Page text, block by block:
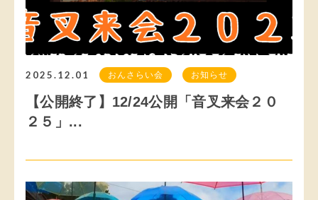
2025.12.01 おんさらい会 お知らせ
【公開終了】12/24公開「音叉来会２０
２５」...